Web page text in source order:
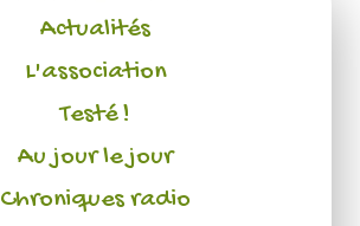
Actualités
L'association
Testé !
Au jour le jour
Chroniques radio